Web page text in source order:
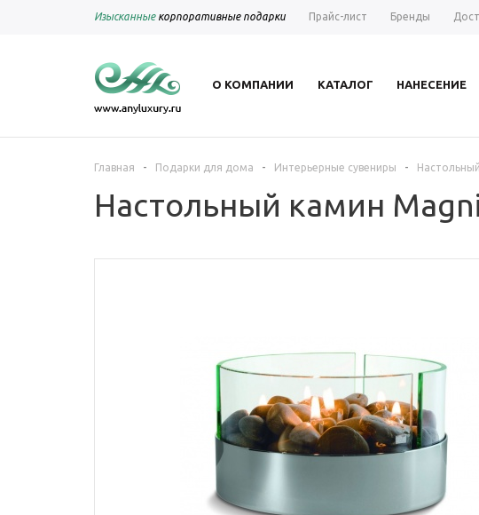
Изысканныекорпоративные подарки Прайс-лист Бренды
О КОМПАНИИ КАТАЛОГ НАНЕСЕНИЕ
Главная - Подарки для дома - Интерьерные сувениры -
Настольный камин